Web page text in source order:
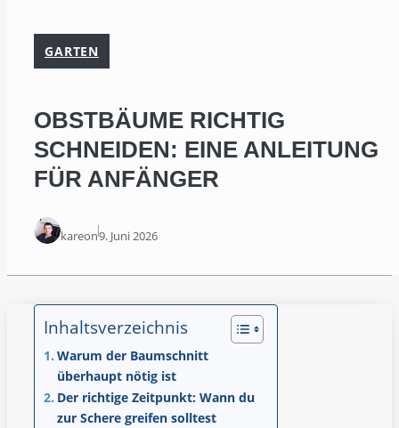
GARTEN
OBSTBÄUME RICHTIG
SCHNEIDEN: EINE ANLEITUNG
FÜR ANFÄNGER
kareon9. Juni 2026
Inhaltsverzeichnis
Warum der Baumschnitt
überhaupt nötig ist
Der richtige Zeitpunkt: Wann du
zur Schere greifen solltest